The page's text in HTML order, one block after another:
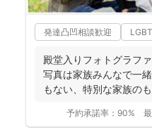
発達凸凹相談歓迎
殿堂入りフォトグラフ
写真は家族みんなで一
もない、特別な家族のも
予約承諾率： 90%